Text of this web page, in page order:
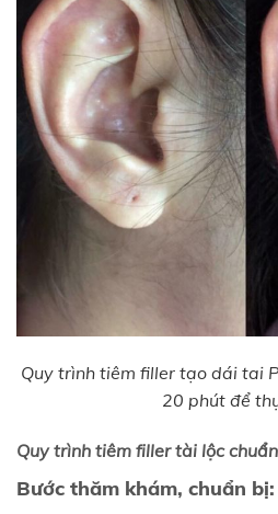
Quy trình tiêm filler tạo dái tai
20 phút để
Quy trình tiêm filler tài lộc
Bước thăm khám, chuẩn bị: